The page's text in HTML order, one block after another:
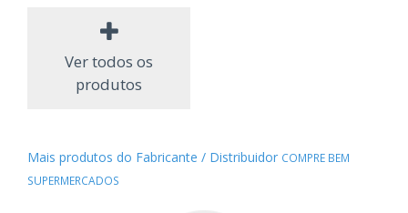
Ver todos os
produtos
Mais produtos do Fabricante / Distribuidor COMPRE BEM
SUPERMERCADOS